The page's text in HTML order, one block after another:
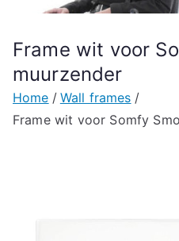
Frame wit voor
muurzender
Home
Wall frames
Frame wit voor Somfy